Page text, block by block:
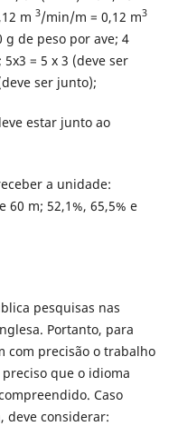
m 3/min/m = 0,12 m3
g de peso por ave; 4
; 5x3 = 5 x 3 (deve ser
ser junto);
estar junto ao
a unidade:
60 m; 52,1%, 65,5% e
pesquisas nas
Portanto, para
com precisão o trabalho
que o idioma
Caso
deve considerar: